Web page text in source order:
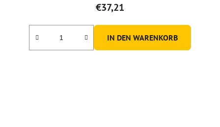
€37,21
IN DEN WARENKORB